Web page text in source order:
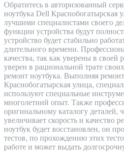
Обратитесь в авторизованный
ноутбука Dell Краснобогатырская
лучшими специалистами своего
функции устройства будут
устройство будет стабильно
длительного времени.
качества, так как уверены в своей
уверен в рациональной трате
ремонт ноутбука. Выполняя
Краснобогатырская улица,
используют специальные
многолетний опыт. Также
оригинальному каталогу деталей,
увеличивает скорость и качество
ноутбук будет восстановлен, он
тестов, по прохождению этих
работе и может выдать